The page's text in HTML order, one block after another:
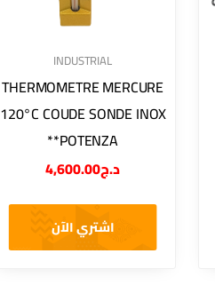
INDUSTRIAL
THERMOMETRE MERCURE
120°C COUDE SONDE INOX
**POTENZA
د.ج4,600.00
اشتري الآن